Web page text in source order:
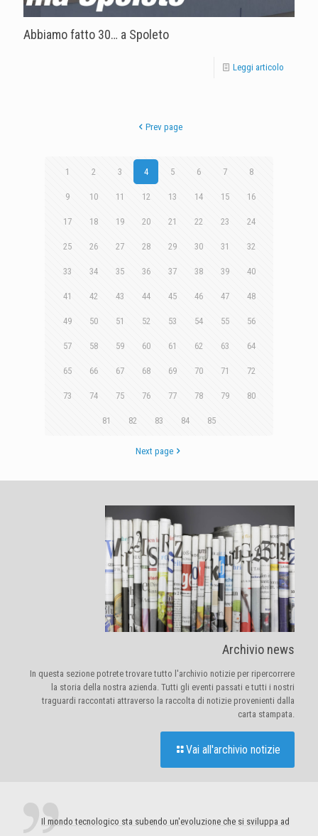
Abbiamo fatto 30… a Spoleto
Leggi articolo
Prev page
1 2 3 4 5 6 7 8
9 10 11 12 13 14 15 16
17 18 19 20 21 22 23 24
25 26 27 28 29 30 31 32
33 34 35 36 37 38 39 40
41 42 43 44 45 46 47 48
49 50 51 52 53 54 55 56
57 58 59 60 61 62 63 64
65 66 67 68 69 70 71 72
73 74 75 76 77 78 79 80
81 82 83 84 85
Next page
Archivio news
In questa sezione potrete trovare tutto l'archivio notizie per ripercorrere
la storia della nostra azienda. Tutti gli eventi passati e tutti i nostri
traguardi raccontati attraverso la raccolta di notizie provenienti dalla
carta stampata.
Vai all'archivio notizie
Il mondo tecnologico sta subendo un'evoluzione che si sviluppa ad